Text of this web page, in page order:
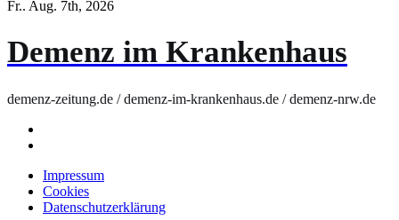
Fr.. Aug. 7th, 2026
Demenz im Krankenhaus
demenz-zeitung.de / demenz-im-krankenhaus.de / demenz-nrw.de
Impressum
Cookies
Datenschutzerklärung